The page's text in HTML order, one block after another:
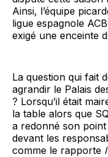
Ainsi, l’équipe
ligue espagnole
exigé une enceinte
La question qui fait
agrandir le Palais
? Lorsqu’il était
la table alors que
a redonné son
devant les
comme le rapporte